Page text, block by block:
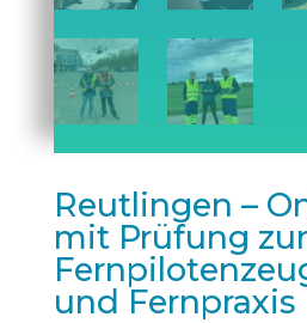
Reutlingen –
mit Prüfung
und Fernpraxis